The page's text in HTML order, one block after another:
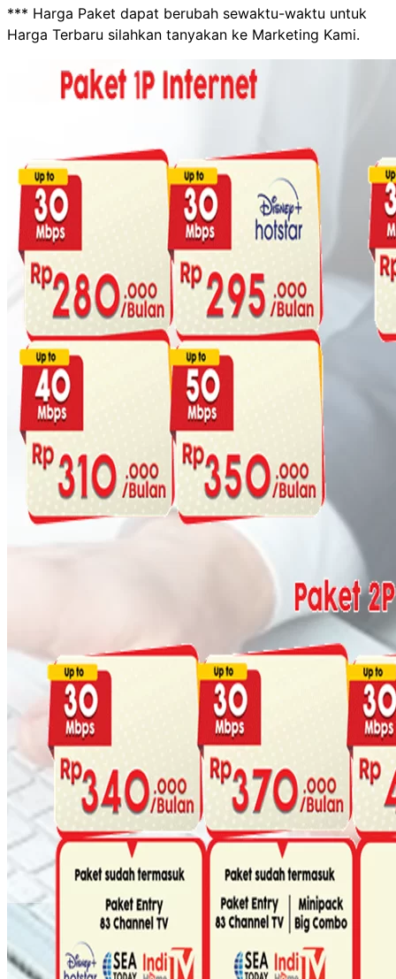
*** Harga Paket dapat berubah sewaktu-waktu untuk
Harga Terbaru silahkan tanyakan ke Marketing Kami.